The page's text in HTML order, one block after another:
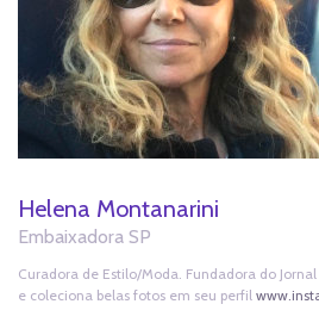
Helena Montanarini
Embaixadora SP
Curadora de Estilo/Moda. Fundadora do
e coleciona belas fotos em seu perfil